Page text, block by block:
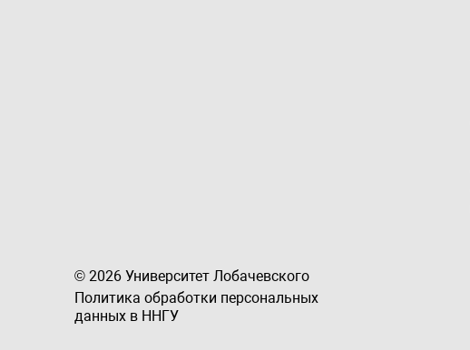
© 2026 Университет Лобачевского
Политика обработки персональных
данных в ННГУ